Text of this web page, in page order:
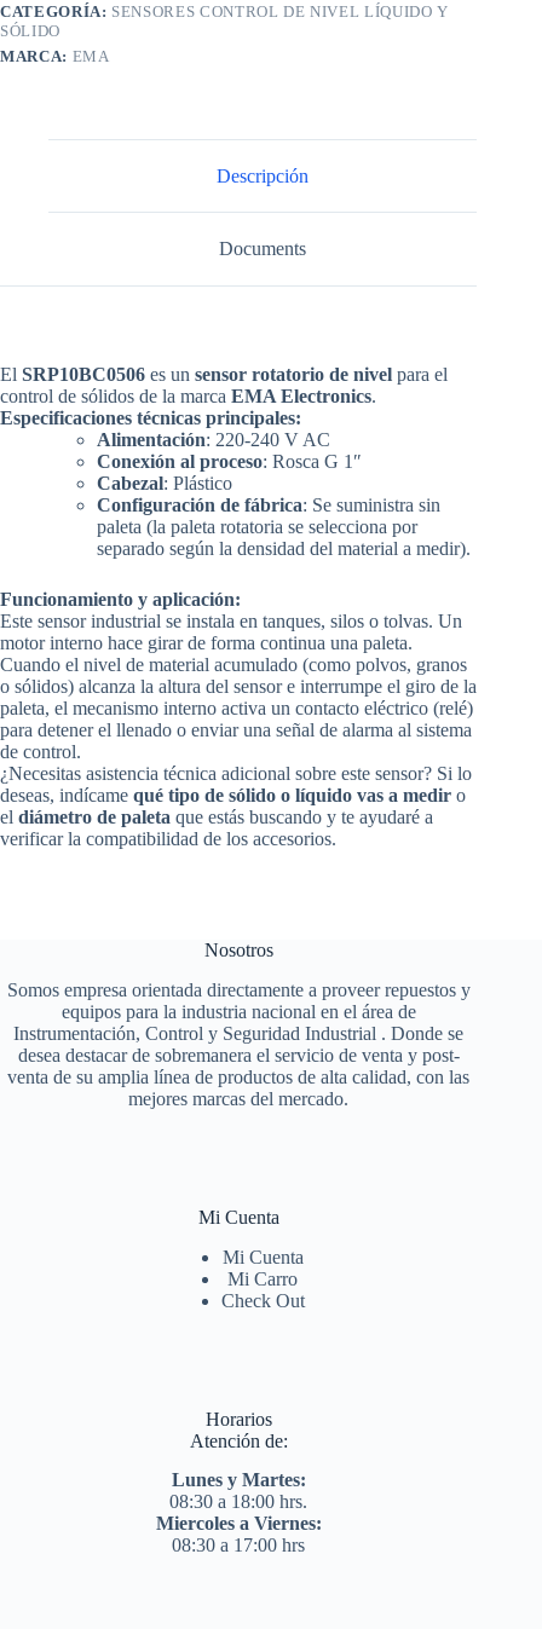
CATEGORÍA: SENSORES CONTROL DE NIVEL LÍQUIDO Y
SÓLIDO
MARCA: EMA
Descripción
Documents
El SRP10BC0506 es un sensor rotatorio de nivel para el
control de sólidos de la marca EMA Electronics.
Especificaciones técnicas principales:
Alimentación: 220-240 V AC
Conexión al proceso: Rosca G 1″
Cabezal: Plástico
Configuración de fábrica: Se suministra sin
paleta (la paleta rotatoria se selecciona por
separado según la densidad del material a medir).
Funcionamiento y aplicación:
Este sensor industrial se instala en tanques, silos o tolvas. Un
motor interno hace girar de forma continua una paleta.
Cuando el nivel de material acumulado (como polvos, granos
o sólidos) alcanza la altura del sensor e interrumpe el giro de la
paleta, el mecanismo interno activa un contacto eléctrico (relé)
para detener el llenado o enviar una señal de alarma al sistema
de control.
¿Necesitas asistencia técnica adicional sobre este sensor? Si lo
deseas, indícame qué tipo de sólido o líquido vas a medir o
el diámetro de paleta que estás buscando y te ayudaré a
verificar la compatibilidad de los accesorios.
Nosotros
Somos empresa orientada directamente a proveer repuestos y
equipos para la industria nacional en el área de
Instrumentación, Control y Seguridad Industrial . Donde se
desea destacar de sobremanera el servicio de venta y post-
venta de su amplia línea de productos de alta calidad, con las
mejores marcas del mercado.
Mi Cuenta
Mi Cuenta
Mi Carro
Check Out
Horarios
Atención de:
Lunes y Martes:
08:30 a 18:00 hrs.
Miercoles a Viernes:
08:30 a 17:00 hrs